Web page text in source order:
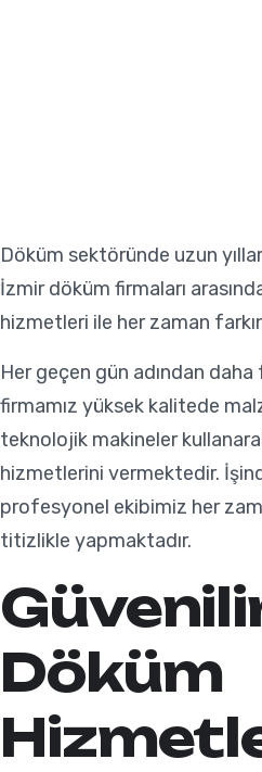
Döküm sektöründe uzun
İzmir döküm firmaları
hizmetleri ile her zaman
Her geçen gün adından
firmamız yüksek kalitede
teknolojik makineler
hizmetlerini vermektedir.
profesyonel ekibimiz her
titizlikle yapmaktadır.
Döküm